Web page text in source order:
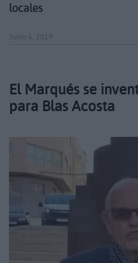
locales
Junio 6, 2019
El Marqués se
para Blas Acosta